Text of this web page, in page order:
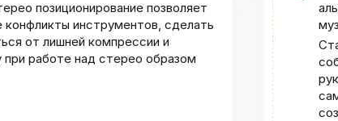
позиционирование позволяет
конфликты инструментов, сделать
от лишней компрессии и
работе над стерео образом